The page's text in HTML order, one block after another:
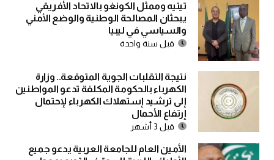
تيتيه وممثل الكونغو بالاتحاد الأفريقي
يبحثان المصالحة الوطنية والوضع الأمني
والسياسي في ليبيا
قبل سنة واحدة
نتيجة التقلبات الجوية المتوقعة.. وزارة
الكهرباء بالحكومة المكلفة تدعو المواطنين
إلى ترشيد إستهلاك الكهرباء لإحتمال
إرتفاع الأحمال
قبل 3 أشهر
الأمين العام للجامعة العربية يدعو جميع